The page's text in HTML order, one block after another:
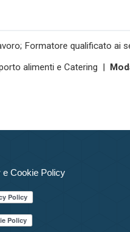
Formatore qualificato ai
alimenti e Catering |
e Cookie Policy